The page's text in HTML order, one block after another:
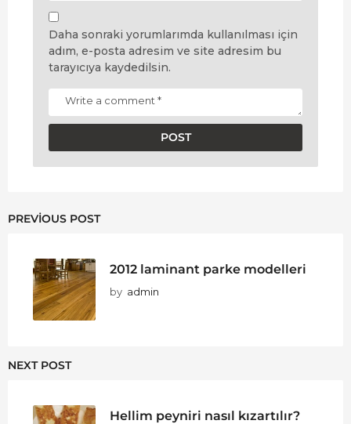
Daha sonraki yorumlarımda kullanılması için
adım, e-posta adresim ve site adresim bu
tarayıcıya kaydedilsin.
PREVIOUS POST
2012 laminant parke modelleri
by admin
NEXT POST
Hellim peyniri nasıl kızartılır?